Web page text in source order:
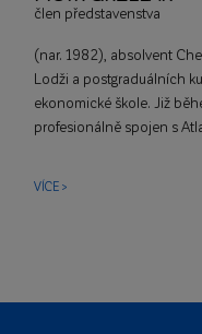
člen představenstva
(nar. 1982), absolvent
Lodži a postgraduálních
ekonomické škole. Již
profesionálně spojen s
VÍCE >